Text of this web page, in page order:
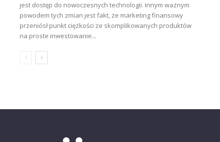
jest dostęp do nowoczesnych technologii. Innym ważnym
powodem tych zmian jest fakt, że marketing finansowy
przeniósł punkt ciężkości ze skomplikowanych produktów
na proste inwestowanie...